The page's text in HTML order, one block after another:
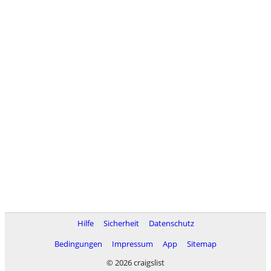
Hilfe Sicherheit
Datenschutz
Bedingungen
Impressum App
Sitemap
© 2026 craigslist